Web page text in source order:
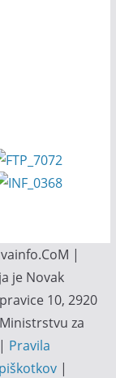
|
je Novak
10, 2920
za
Pravila
|